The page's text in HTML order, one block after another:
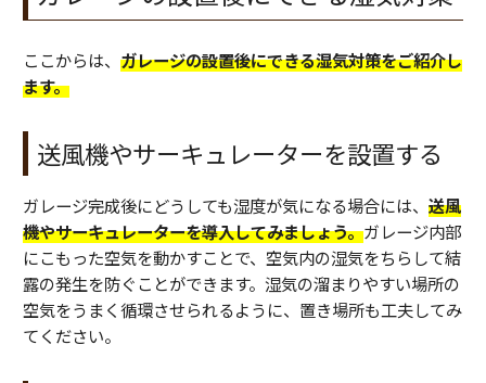
ここからは、 ガレージの設置後にできる湿気対策をご紹介し
ます。
送風機やサーキュレーターを設置する
ガレージ完成後にどうしても湿度が気になる場合には、 送風
機やサーキュレーターを導入してみましょう。ガレージ内部
にこもった空気を動かすことで、空気内の湿気をちらして結
露の発生を防ぐことができます。湿気の溜まりやすい場所の
空気をうまく循環させられるように、置き場所も工夫してみ
てください。